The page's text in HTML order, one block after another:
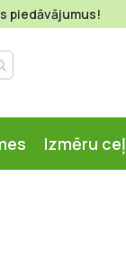
piedāvājumus!
Izmēru